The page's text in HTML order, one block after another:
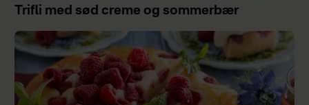
Trifli med sød creme og sommerbær